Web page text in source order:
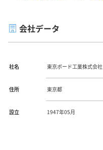
会社データ
社名 東京ボード工業株式会社
住所 東京都
設立 1947年05月